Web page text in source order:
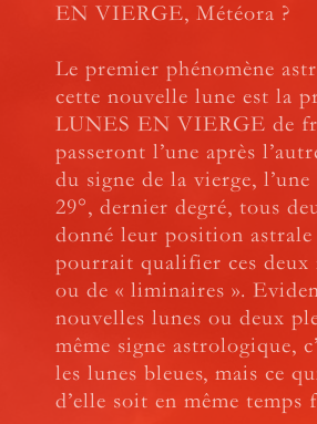
EN VIERGE, Météora ?
Le premier phénomène
cette nouvelle lune est la
LUNES EN VIERGE de
passeront l’une après
du signe de la vierge,
29°, dernier degré, tous
donné leur position
pourrait qualifier ces deux
ou de « liminaires ».
nouvelles lunes ou deux
même signe astrologique,
les lunes bleues, mais ce
d’elle soit en même temps